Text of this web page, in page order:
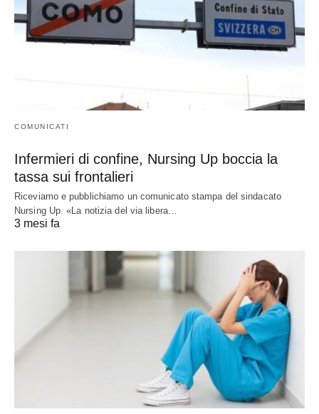
COMUNICATI
Infermieri di confine, Nursing Up boccia la
tassa sui frontalieri
Riceviamo e pubblichiamo un comunicato stampa del sindacato
Nursing Up. «La notizia del via libera…
3 mesi fa